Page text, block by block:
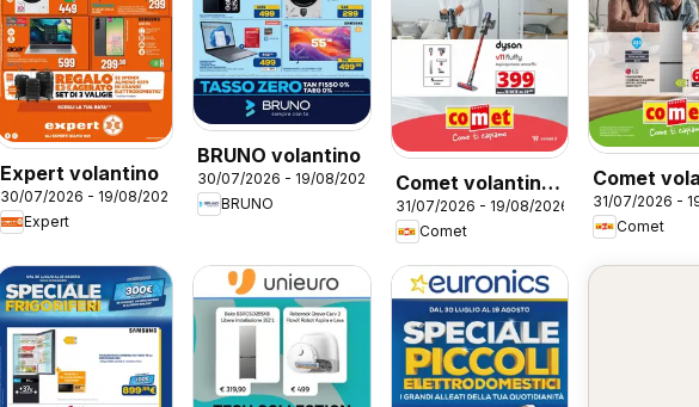
Expert volantino
30/07/2026 - 19/08/2026
Expert
BRUNO volantino
30/07/2026 - 19/08/2026
BRUNO
Comet volantino
Piccoli
Elettrodomestici
31/07/2026 - 19/08/2026
Comet
Comet
Frigoriferi
31/07/2026 -
Comet